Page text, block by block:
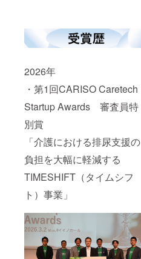
2026年
・第1回CARISO Caretech
Startup Awards 審査員特
別賞
「介護における排尿支援の
負担を大幅に軽減する
TIMESHIFT（タイムシフ
ト）事業」